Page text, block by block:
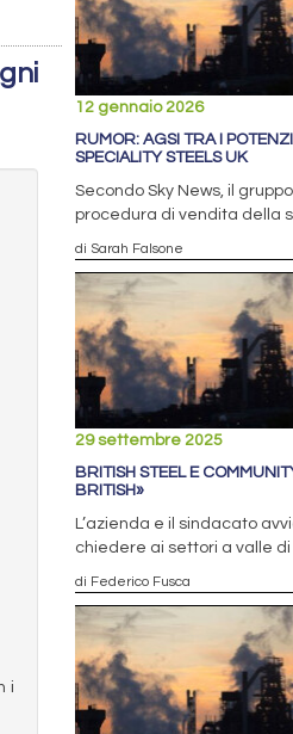
i
12 gennaio 2026
RUMOR: AGSI TRA I
SPECIALITY STEELS UK
Secondo Sky News, il
procedura di vendita della
di Sarah Falsone
29 settembre 2025
BRITISH STEEL E
BRITISH»
L’azienda e il sindacato
chiedere ai settori a valle di
di Federico Fusca